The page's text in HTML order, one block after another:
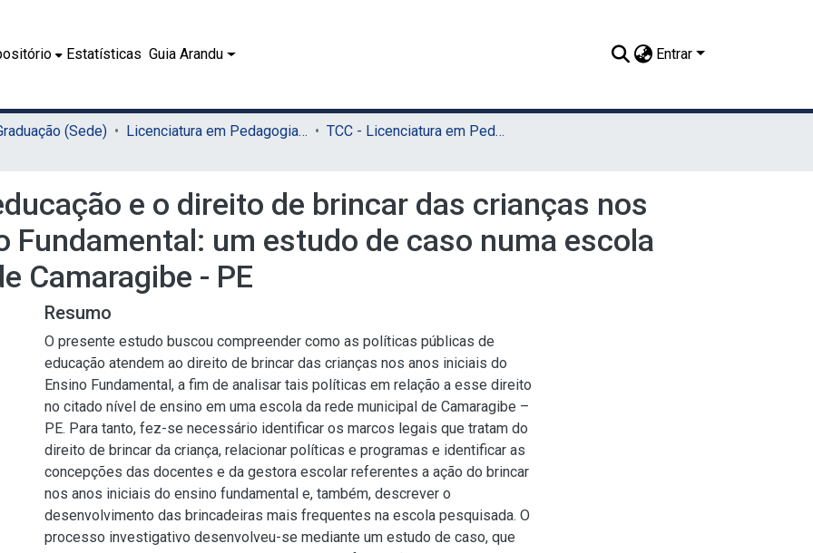
Estatísticas Guia Arandu Entrar
(Sede) Licenciatura em Pedagogia (Sede) TCC - Licenciatura em Pedagogia (Sede)
e o direito de brincar das crianças nos
Fundamental: um estudo de caso numa escola
Camaragibe - PE
Resumo
O presente estudo buscou compreender como as políticas públicas de
educação atendem ao direito de brincar das crianças nos anos iniciais do
Ensino Fundamental, a fim de analisar tais políticas em relação a esse direito
no citado nível de ensino em uma escola da rede municipal de Camaragibe –
PE. Para tanto, fez-se necessário identificar os marcos legais que tratam do
direito de brincar da criança, relacionar políticas e programas e identificar as
concepções das docentes e da gestora escolar referentes a ação do brincar
nos anos iniciais do ensino fundamental e, também, descrever o
desenvolvimento das brincadeiras mais frequentes na escola pesquisada. O
processo investigativo desenvolveu-se mediante um estudo de caso, que